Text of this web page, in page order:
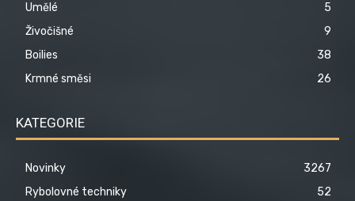
Umělé
5
Živočišné
9
Boilies
38
Krmné směsi
26
KATEGORIE
Novinky
3267
Rybolovné techniky
52